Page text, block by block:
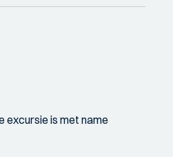
excursie is met name